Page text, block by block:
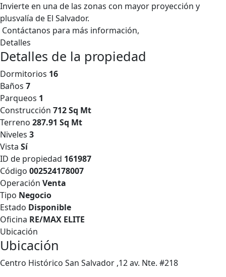
Invierte en una de las zonas con mayor proyección y
plusvalía de El Salvador.
Contáctanos para más información,
Detalles
Detalles de la propiedad
Dormitorios 16
Baños 7
Parqueos 1
Construcción 712 Sq Mt
Terreno 287.91 Sq Mt
Niveles 3
Vista Sí
ID de propiedad 161987
Código 002524178007
Operación Venta
Tipo Negocio
Estado Disponible
Oficina RE/MAX ELITE
Ubicación
Ubicación
Centro Histórico San Salvador ,12 av. Nte. #218